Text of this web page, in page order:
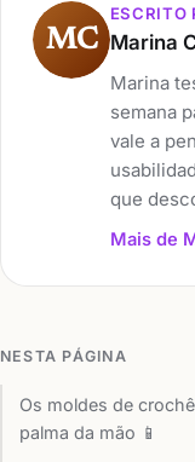
MC
ESCRITO
Marina
Marina
semana
vale a
que
Mais de
NESTA PÁGINA
Os moldes de
palma da mão 📱